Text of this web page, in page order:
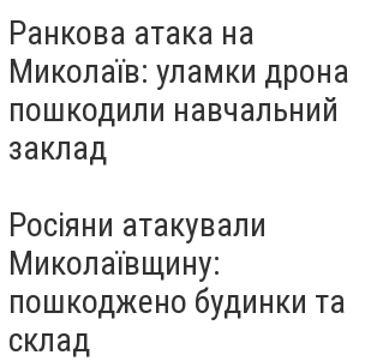
Ранкова атака на
Миколаїв: уламки дрона
пошкодили навчальний
заклад
Росіяни атакували
Миколаївщину:
пошкоджено будинки та
склад